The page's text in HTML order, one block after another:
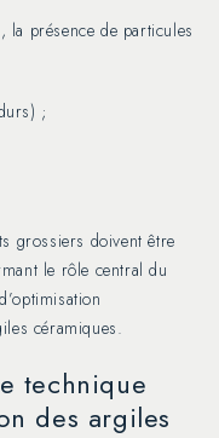
la présence de particules
;
grossiers doivent être
le rôle central du
céramiques.
technique
des argiles